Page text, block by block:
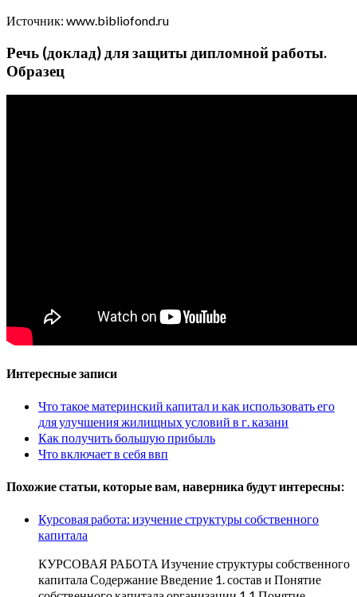
Источник: www.bibliofond.ru
Речь (доклад) для защиты дипломной работы.
Образец
Интересные записи
Что такое материнский капитал и как использовать его
для улучшения жилищных условий в г. казани
Как получить большую прибыль
Что включает в себя ввп
Похожие статьи, которые вам, наверника будут интересны:
Курсовая работа: изучение структуры собственного
капитала
КУРСОВАЯ РАБОТА Изучение структуры собственного
капитала Содержание Введение 1. состав и Понятие